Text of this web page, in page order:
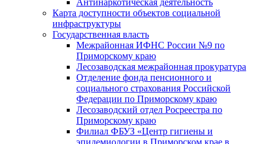
Антинаркотическая деятельность
Карта доступности объектов социальной
инфраструктуры
Государственная власть
Межрайонная ИФНС России №9 по
Приморскому краю
Лесозаводская межрайонная прокуратура
Отделение фонда пенсионного и
социального страхования Российской
Федерации по Приморскому краю
Лесозаводский отдел Росреестра по
Приморскому краю
Филиал ФБУЗ «Центр гигиены и